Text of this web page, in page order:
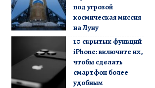
под угрозой
космическая миссия
на Луну
10 скрытых функций
iPhone: включите их,
чтобы сделать
смартфон более
удобным